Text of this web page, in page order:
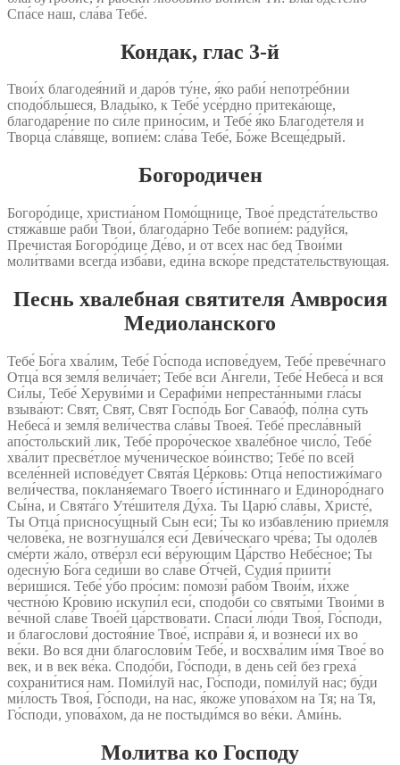
Спа́се наш, сла́ва Тебе́.
Кондак, глас 3‑й
Твои́х благодея́ний и даро́в ту́не, я́ко раби́ непотре́бнии
сподо́бльшеся, Влады́ко, к Тебе́ усе́рдно притека́юще,
благодаре́ние по си́ле прино́сим, и Тебе́ я́ко Благоде́теля и
Творца́ сла́вяще, вопие́м: сла́ва Тебе́, Бо́же Всеще́дрый.
Богородичен
Богоро́дице, христиа́ном Помо́щнице, Твое́ предста́тельство
стяжа́вше раби́ Твои́, благода́рно Тебе́ вопие́м: ра́дуйся,
Пречистая Богоро́дице Де́во, и от всех нас бед Твои́ми
моли́твами всегда́ изба́ви, еди́на вско́ре предста́тельствующая.
Песнь хвалебная святителя Амвросия
Медиоланского
Тебе́ Бо́га хва́лим, Тебе́ Го́спода испове́дуем, Тебе́ преве́чнаго
Отца́ вся земля́ велича́ет; Тебе́ вси А́нгели, Тебе́ Небеса́ и вся
Си́лы, Тебе́ Херуви́ми и Серафи́ми непреста́нными гла́сы
взыва́ют: Свят, Свят, Свят Госпо́дь Бог Савао́ф, по́лна суть
Небеса́ и земля́ вели́чества сла́вы Твоея́. Тебе́ пресла́вный
апо́стольский лик, Тебе́ проро́ческое хвале́бное число́, Тебе́
хва́лит пресве́тлое му́ченическое во́инство; Тебе́ по всей
вселе́нней испове́дует Свята́я Це́рковь: Отца́ непостижи́маго
вели́чества, покланя́емаго Твоего́ и́стиннаго и Единоро́днаго
Сы́на, и Свята́го Уте́шителя Ду́ха. Ты Царю́ сла́вы, Христе́,
Ты Отца́ присносу́щный Сын еси́; Ты ко избавле́нию прие́мля
челове́ка, не возгнуша́лся еси́ Деви́ческаго чре́ва; Ты одоле́в
сме́рти жа́ло, отве́рзл еси́ ве́рующим Ца́рство Небе́сное; Ты
одесну́ю Бо́га седи́ши во сла́ве О́тчей, Судия́ приити́
ве́ришися. Тебе́ у́бо про́сим: помози́ рабо́м Твои́м, и́хже
честно́ю Кро́вию искупи́л еси́, сподо́би со святы́ми Твои́ми в
ве́чной сла́ве Твое́й ца́рствовати. Спаси́ лю́ди Твоя́, Го́споди,
и благослови́ достоя́ние Твое́, испра́ви я́, и вознеси́ их во
ве́ки. Во вся дни благослови́м Тебе́, и восхва́лим и́мя Твое́ во
век, и в век ве́ка. Сподо́би, Го́споди, в день сей без греха́
сохрани́тися нам. Поми́луй нас, Го́споди, поми́луй нас; бу́ди
ми́лость Твоя́, Го́споди, на нас, я́коже упова́хом на Тя; на Тя,
Го́споди, упова́хом, да не постыди́мся во ве́ки. Ами́нь.
Молитва ко Господу